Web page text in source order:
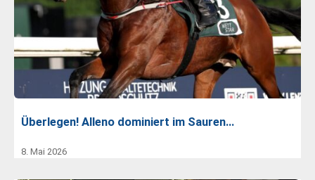
Überlegen! Alleno dominiert im Sauren…
8. Mai 2026